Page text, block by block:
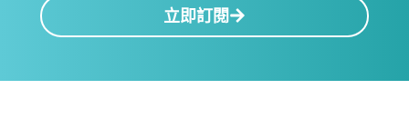
立即訂閱